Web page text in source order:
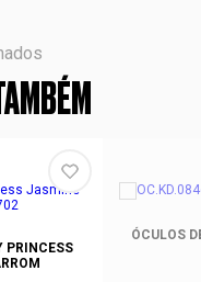
PRINCESS
ÓCULOS